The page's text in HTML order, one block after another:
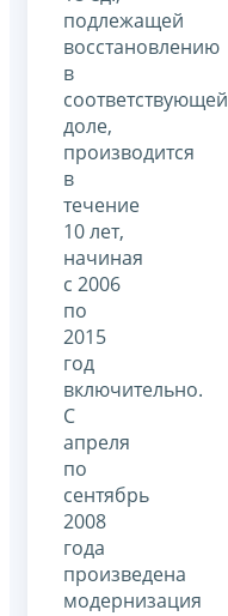
подлежащей
восстановлению
в
соответствующей
доле,
производится
в
течение
10 лет,
начиная
с 2006
по
2015
год
включительно.
С
апреля
по
сентябрь
2008
года
произведена
модернизация